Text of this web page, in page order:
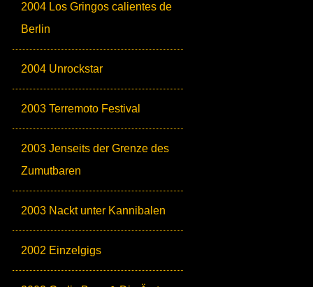
2004 Los Gringos calientes de
Berlin
2004 Unrockstar
2003 Terremoto Festival
2003 Jenseits der Grenze des
Zumutbaren
2003 Nackt unter Kannibalen
2002 Einzelgigs